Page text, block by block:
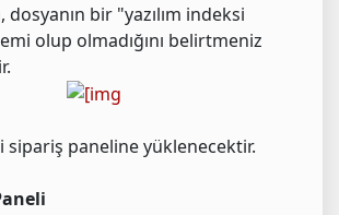
dosyanın bir "yazılım indeksi
olup olmadığını belirtmeniz
sipariş paneline yüklenecektir.